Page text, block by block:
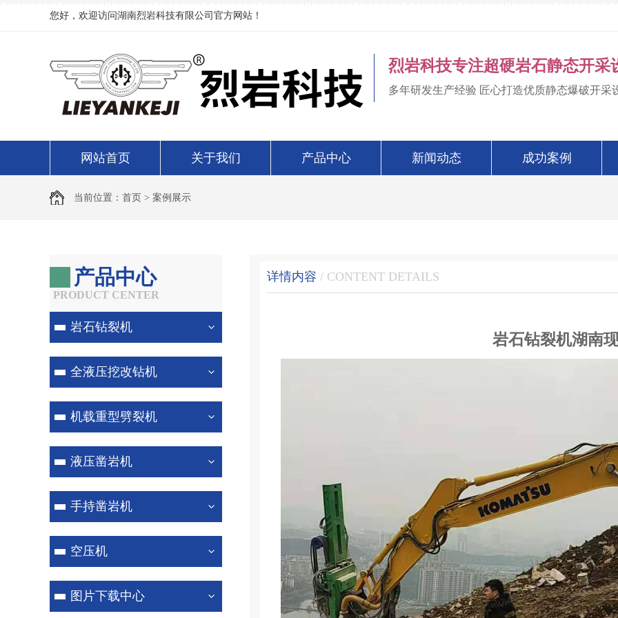
您好，欢迎访问湖南烈岩科技有限公司官方网站！
烈岩科技专注超硬岩石静态开采
多年研发生产经验 匠心打造优质静态爆破开采
网站首页 关于我们 产品中心 新闻动态 成功案例
当前位置： 首页 > 案例展示
产品中心
PRODUCT CENTER
岩石钻裂机
全液压挖改钻机
机载重型劈裂机
液压凿岩机
手持凿岩机
空压机
图片下载中心
详情内容 / CONTENT DETAILS
岩石钻裂机湖南